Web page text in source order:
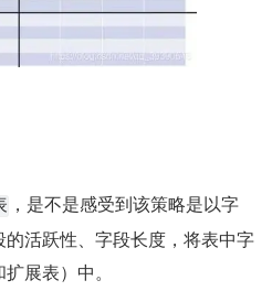
，是不是感受到该策略是以字
活跃性、字段长度，将表中字
展表）中。